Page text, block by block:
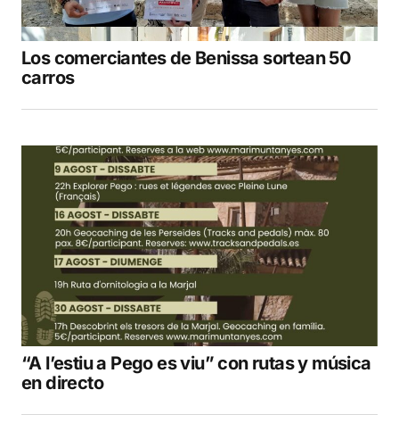
Los comerciantes de Benissa sortean 50
carros
“A l’estiu a Pego es viu” con rutas y música
en directo